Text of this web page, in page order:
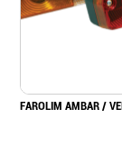
FAROLIM AMBAR /